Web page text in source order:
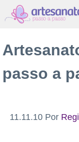
Pular
para
conteúdo
passo a
11.11.10 Por